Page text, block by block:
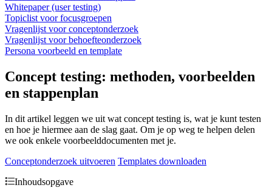
Whitepaper (user testing)
Topiclist voor focusgroepen
Vragenlijst voor conceptonderzoek
Vragenlijst voor behoefteonderzoek
Persona voorbeeld en template
Concept testing: methoden, voorbeelden
en stappenplan
In dit artikel leggen we uit wat concept testing is, wat je kunt testen
en hoe je hiermee aan de slag gaat. Om je op weg te helpen delen
we ook enkele voorbeelddocumenten met je.
Conceptonderzoek uitvoeren Templates downloaden
Inhoudsopgave